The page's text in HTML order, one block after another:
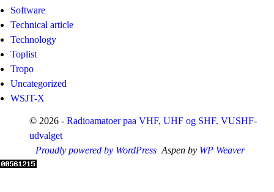
Software
Technical article
Technology
Toplist
Tropo
Uncategorized
WSJT-X
© 2026 - Radioamatoer paa VHF, UHF og SHF. VUSHF-
udvalget
Proudly powered by WordPress Aspen by WP Weaver